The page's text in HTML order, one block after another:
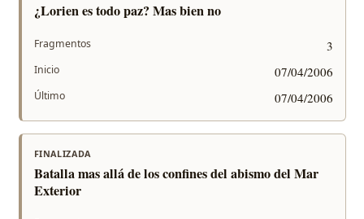
¿Lorien es todo paz? Mas bien no
Fragmentos 3
Inicio 07/04/2006
Último 07/04/2006
FINALIZADA
Batalla mas allá de los confines del abismo del Mar
Exterior